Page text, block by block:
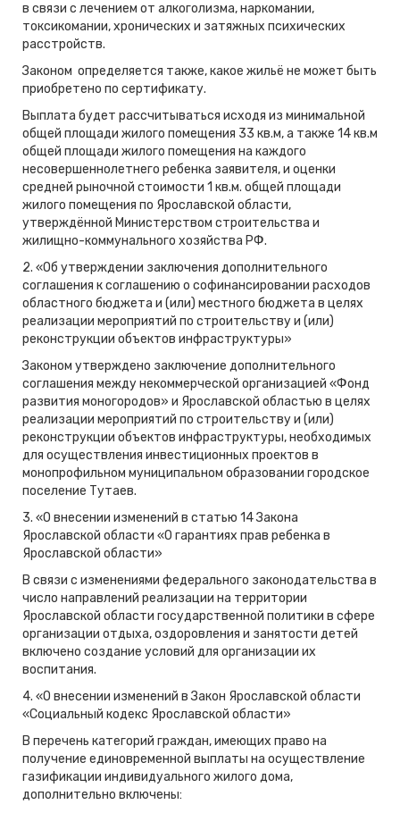
в связи с лечением от алкоголизма, наркомании,
токсикомании, хронических и затяжных психических
расстройств.
Законом определяется также, какое жильё не может быть
приобретено по сертификату.
Выплата будет рассчитываться исходя из минимальной
общей площади жилого помещения 33 кв.м, а также 14 кв.м
общей площади жилого помещения на каждого
несовершеннолетнего ребенка заявителя, и оценки
средней рыночной стоимости 1 кв.м. общей площади
жилого помещения по Ярославской области,
утверждённой Министерством строительства и
жилищно-коммунального хозяйства РФ.
2. «Об утверждении заключения дополнительного
соглашения к соглашению о софинансировании расходов
областного бюджета и (или) местного бюджета в целях
реализации мероприятий по строительству и (или)
реконструкции объектов инфраструктуры»
Законом утверждено заключение дополнительного
соглашения между некоммерческой организацией «Фонд
развития моногородов» и Ярославской областью в целях
реализации мероприятий по строительству и (или)
реконструкции объектов инфраструктуры, необходимых
для осуществления инвестиционных проектов в
монопрофильном муниципальном образовании городское
поселение Тутаев.
3. «О внесении изменений в статью 14 Закона
Ярославской области «О гарантиях прав ребенка в
Ярославской области»
В связи с изменениями федерального законодательства в
число направлений реализации на территории
Ярославской области государственной политики в сфере
организации отдыха, оздоровления и занятости детей
включено создание условий для организации их
воспитания.
4. «О внесении изменений в Закон Ярославской области
«Социальный кодекс Ярославской области»
В перечень категорий граждан, имеющих право на
получение единовременной выплаты на осуществление
газификации индивидуального жилого дома,
дополнительно включены: